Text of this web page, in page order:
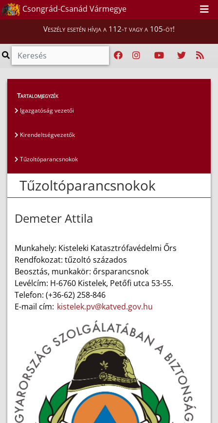
Csongrád-Csanád Vármegye
Veszély esetén hívja a 112-t vagy a 105-öt!
Magunkról
Tűzoltóparancsnokok
Tartalomjegyzék
Igazgatóság vezetői
Kirendeltségvezetők
Tűzoltóparancsnokok
Tűzoltóparancsnokok
Demeter Attila
Munkahely: Kisteleki Katasztrófavédelmi Őrs
Rendfokozat: tűzoltó százados
Beosztás, munkakör: őrsparancsnok
Levélcím: H-6760 Kistelek, Petőfi utca 53-55.
Telefon: (+36-62) 258-846
E-mail cím: kistelek.pv@katved.gov.hu